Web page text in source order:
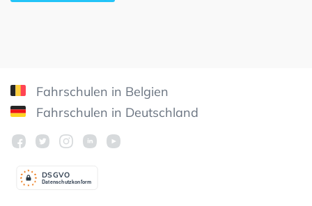
Fahrschulen in Belgien
Fahrschulen in Deutschland
Datenschutzkonform
DSGVO